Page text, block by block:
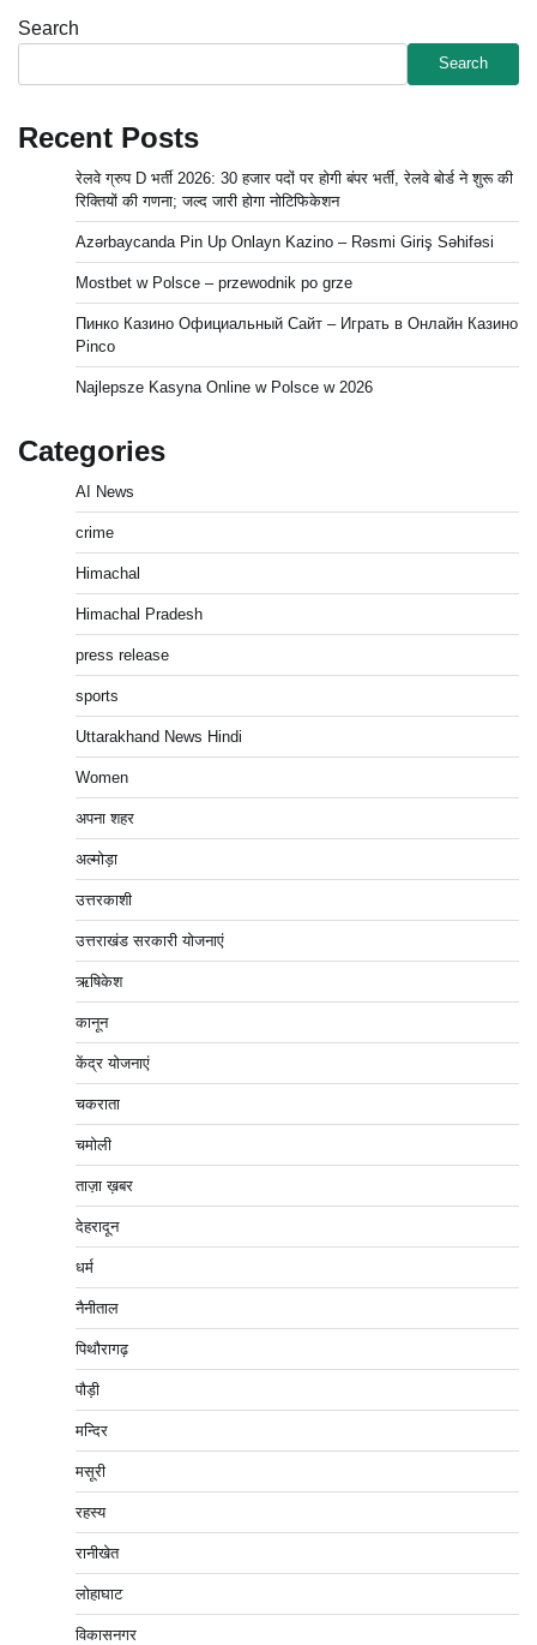
Search
Search
Recent Posts
रेलवे ग्रुप D भर्ती 2026: 30 हजार पदों पर होगी बंपर भर्ती, रेलवे बोर्ड ने शुरू की
रिक्तियों की गणना; जल्द जारी होगा नोटिफिकेशन
Azərbaycanda Pin Up Onlayn Kazino – Rəsmi Giriş Səhifəsi
Mostbet w Polsce – przewodnik po grze
Пинко Казино Официальный Сайт – Играть в Онлайн Казино
Pinco
Najlepsze Kasyna Online w Polsce w 2026
Categories
AI News
crime
Himachal
Himachal Pradesh
press release
sports
Uttarakhand News Hindi
Women
अपना शहर
अल्मोड़ा
उत्तरकाशी
उत्तराखंड सरकारी योजनाएं
ऋषिकेश
कानून
केंद्र योजनाएं
चकराता
चमोली
ताज़ा ख़बर
देहरादून
धर्म
नैनीताल
पिथौरागढ़
पौड़ी
मन्दिर
मसूरी
रहस्य
रानीखेत
लोहाघाट
विकासनगर